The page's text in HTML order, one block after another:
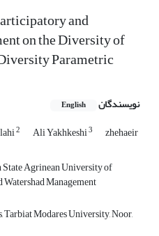
and
on the Diversity of
Parametric
نویسندگان English
2 Ali Yakhkeshi3 zhehaeir
Agrinean University of
Management
Tarbiat Modares University, Noor,